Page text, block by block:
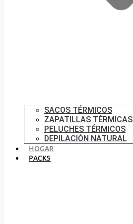
SACOS TÉRMICOS
ZAPATILLAS TÉRMICAS
PELUCHES TÉRMICOS
DEPILACIÓN NATURAL
HOGAR
PACKS